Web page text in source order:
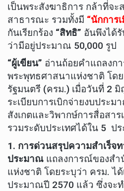
เป็นพระสังฆาธิการ กล้าที่จ
สาธารณะ รวมทั้งมี “นักการ
กันเรียกร้อง “สิทธิ” อันพึงได้
ว่ามีอยู่ประมาณ 50,000 รูป
“ผู้เขียน” อ่านถ้อยคำแถลงก
พระพุทธศาสนาแห่งชาติ โด
รัฐมนตรี (ครม.) เมื่อวันที่ 2
ระเบียบการเบิกจ่ายงบประ
สังเกตและวิพากษ์การสื่อสา
รวมระดับประเทศได้ใน 5 ป
1. การด่วนสรุปความสำเร็จ
ประมาณ แถลงการณ์ของสำ
แห่งชาติ โดยระบุว่า ครม. ไ
ประมาณปี 2570 แล้ว ซึ่งจะ